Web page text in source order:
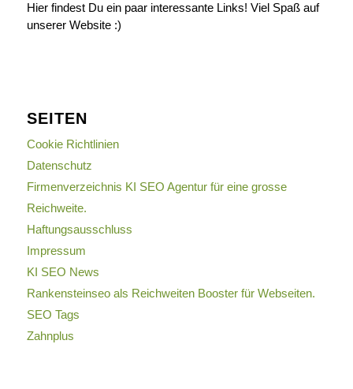
Hier findest Du ein paar interessante Links! Viel Spaß auf
unserer Website :)
SEITEN
Cookie Richtlinien
Datenschutz
Firmenverzeichnis KI SEO Agentur für eine grosse
Reichweite.
Haftungsausschluss
Impressum
KI SEO News
Rankensteinseo als Reichweiten Booster für Webseiten.
SEO Tags
Zahnplus